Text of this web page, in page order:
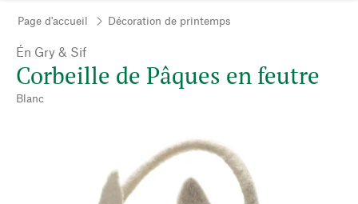
Page d'accueil Décoration de printemps
Én Gry & Sif
Corbeille de Pâques en feutre
Blanc